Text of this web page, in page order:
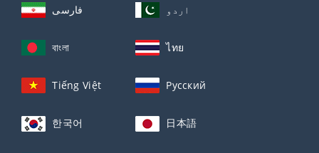
فارسی اردو
বাংলা ไทย
Tiếng Việt Русский
한국어 日本語